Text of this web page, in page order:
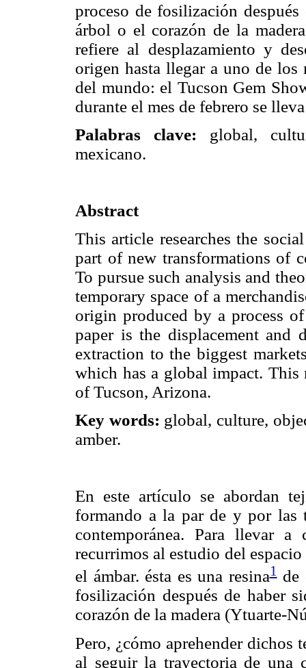
proceso de fosilización
árbol o el corazón de la
refiere al desplazamiento y
origen hasta llegar a uno de los
del mundo: el Tucson Gem
durante el mes de febrero se
Palabras clave: global,
mexicano.
Abstract
This article researches the
part of new transformations of
To pursue such analysis and
temporary space of a
origin produced by a process
paper is the displacement
extraction to the biggest
which has a global impact. This
of Tucson, Arizona.
Key words: global, culture,
amber.
En este artículo se abordan
formando a la par de y por las
contemporánea. Para llevar
recurrimos al estudio del
el ámbar. ésta es una resina1de
fosilización después de haber
corazón de la madera (Ytuarte-
Pero, ¿cómo aprehender dichos
al seguir la trayectoria de una